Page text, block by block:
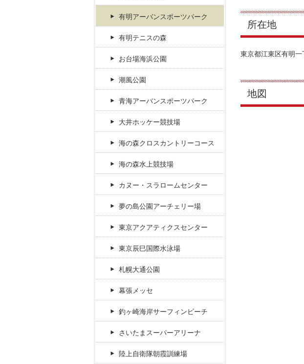
所在地
東京都江東区有明一
地図
有明アーバンスポーツパーク
有明テニスの森
お台場海浜公園
潮風公園
青海アーバンスポーツパーク
大井ホッケー競技場
海の森クロスカントリーコース
海の森水上競技場
カヌー・スラロームセンター
夢の島公園アーチェリー場
東京アクアティクスセンター
東京辰巳国際水泳場
札幌大通公園
幕張メッセ
釣ヶ崎海岸サーフィンビーチ
さいたまスーパーアリーナ
陸上自衛隊朝霞訓練場